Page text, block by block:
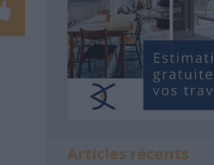
Articles récents